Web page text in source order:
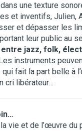
dans une texture
et inventifs, Julien,
et dépasser les
leur public au
jazz, folk,
Les instruments
fait la part belle à
cri libérateur…
vie et de l’œuvre du